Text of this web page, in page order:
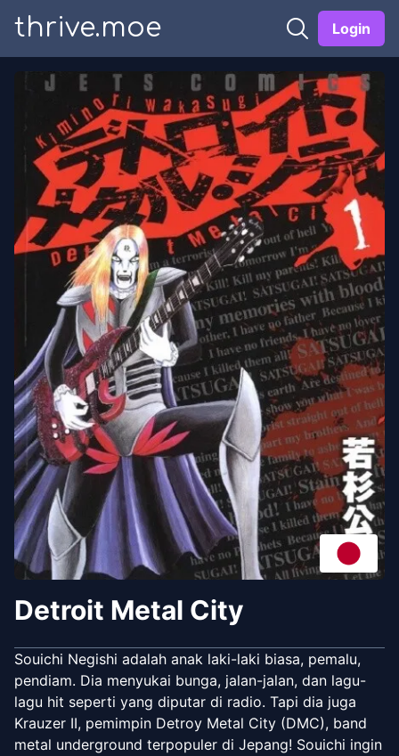
thrive.moe Login
Detroit Metal City
Souichi Negishi adalah anak laki-laki biasa, pemalu,
pendiam. Dia menyukai bunga, jalan-jalan, dan lagu-
lagu hit seperti yang diputar di radio. Tapi dia juga
Krauzer II, pemimpin Detroy Metal City (DMC), band
metal underground terpopuler di Jepang! Souichi ingin